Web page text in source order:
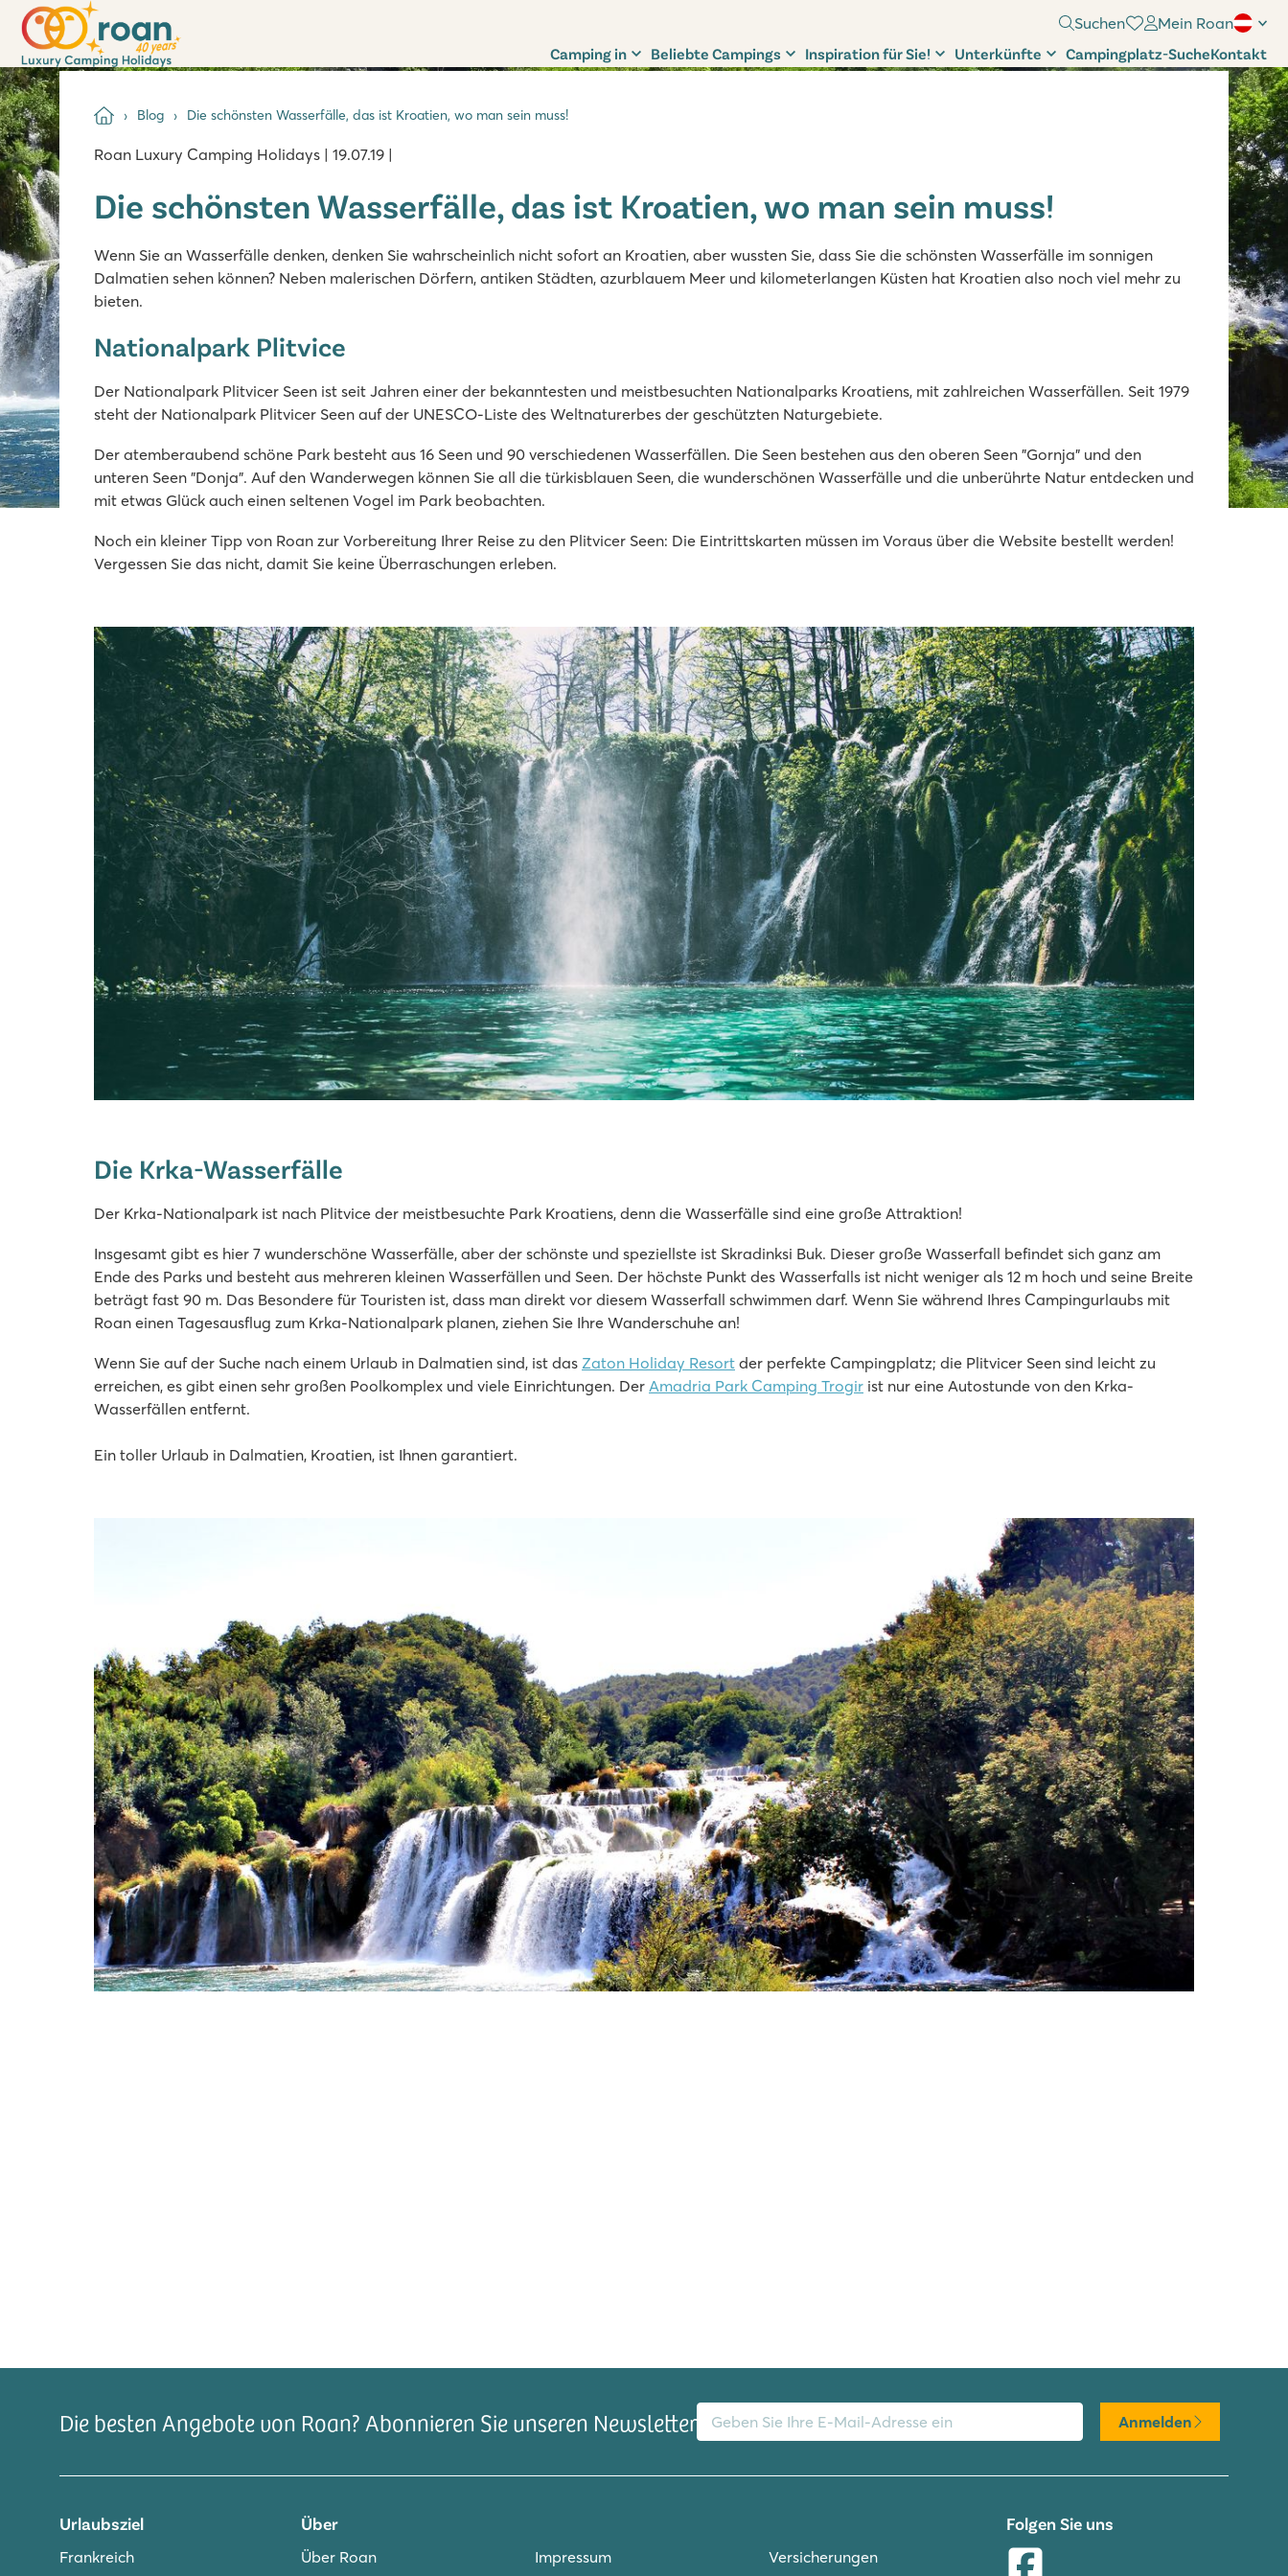
Suchen Mein Roan
Camping in Beliebte Campings Inspiration für Sie! Unterkünfte Campingplatz-SucheKontakt
Blog Die schönsten Wasserfälle, das ist Kroatien, wo man sein muss!
Roan Luxury Camping Holidays | 19.07.19 |
Die schönsten Wasserfälle, das ist Kroatien, wo man sein muss!
Wenn Sie an Wasserfälle denken, denken Sie wahrscheinlich nicht sofort an Kroatien, aber wussten Sie, dass Sie die schönsten Wasserfälle im sonnigen
Dalmatien sehen können? Neben malerischen Dörfern, antiken Städten, azurblauem Meer und kilometerlangen Küsten hat Kroatien also noch viel mehr zu
bieten.
Nationalpark Plitvice
Der Nationalpark Plitvicer Seen ist seit Jahren einer der bekanntesten und meistbesuchten Nationalparks Kroatiens, mit zahlreichen Wasserfällen. Seit 1979
steht der Nationalpark Plitvicer Seen auf der UNESCO-Liste des Weltnaturerbes der geschützten Naturgebiete.
Der atemberaubend schöne Park besteht aus 16 Seen und 90 verschiedenen Wasserfällen. Die Seen bestehen aus den oberen Seen "Gornja" und den
unteren Seen "Donja". Auf den Wanderwegen können Sie all die türkisblauen Seen, die wunderschönen Wasserfälle und die unberührte Natur entdecken und
mit etwas Glück auch einen seltenen Vogel im Park beobachten.
Noch ein kleiner Tipp von Roan zur Vorbereitung Ihrer Reise zu den Plitvicer Seen: Die Eintrittskarten müssen im Voraus über die Website bestellt werden!
Vergessen Sie das nicht, damit Sie keine Überraschungen erleben.
Die Krka-Wasserfälle
Der Krka-Nationalpark ist nach Plitvice der meistbesuchte Park Kroatiens, denn die Wasserfälle sind eine große Attraktion!
Insgesamt gibt es hier 7 wunderschöne Wasserfälle, aber der schönste und speziellste ist Skradinksi Buk. Dieser große Wasserfall befindet sich ganz am
Ende des Parks und besteht aus mehreren kleinen Wasserfällen und Seen. Der höchste Punkt des Wasserfalls ist nicht weniger als 12 m hoch und seine Breite
beträgt fast 90 m. Das Besondere für Touristen ist, dass man direkt vor diesem Wasserfall schwimmen darf. Wenn Sie während Ihres Campingurlaubs mit
Roan einen Tagesausflug zum Krka-Nationalpark planen, ziehen Sie Ihre Wanderschuhe an!
Wenn Sie auf der Suche nach einem Urlaub in Dalmatien sind, ist das Zaton Holiday Resort der perfekte Campingplatz; die Plitvicer Seen sind leicht zu
erreichen, es gibt einen sehr großen Poolkomplex und viele Einrichtungen. Der Amadria Park Camping Trogir ist nur eine Autostunde von den Krka-
Wasserfällen entfernt.
Ein toller Urlaub in Dalmatien, Kroatien, ist Ihnen garantiert.
Die besten Angebote von Roan? Abonnieren Sie unseren Newsletter
E-Mail-Adresse
Anmelden
Urlaubsziel
Frankreich
Über
Über Roan
Impressum
Versicherungen
Folgen Sie uns